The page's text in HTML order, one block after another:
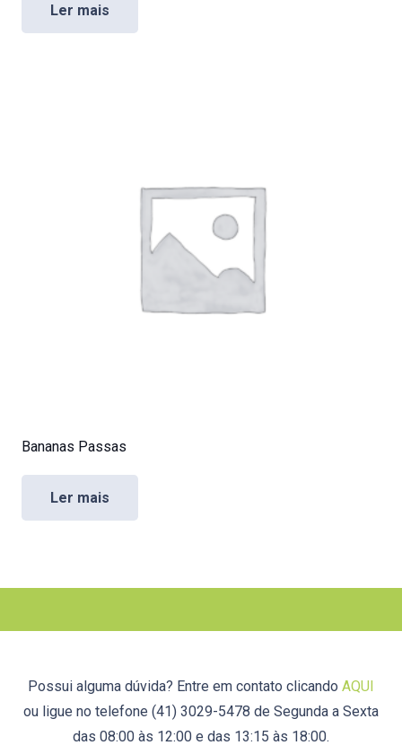
Ler mais
Bananas Passas
Ler mais
Possui alguma dúvida? Entre em contato clicando AQUI
ou ligue no telefone (41) 3029-5478 de Segunda a Sexta
das 08:00 às 12:00 e das 13:15 às 18:00.